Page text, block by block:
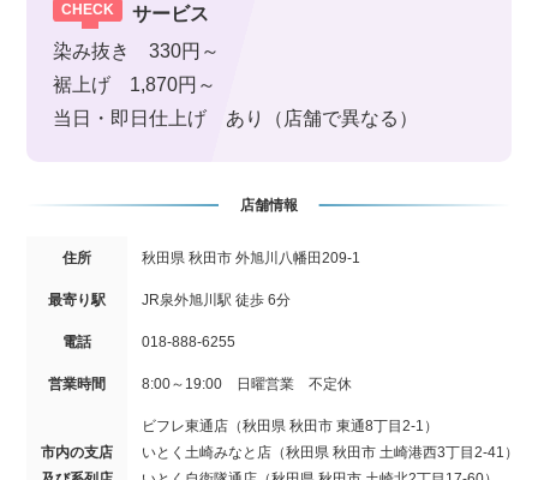
サービス
染み抜き 330円～
裾上げ 1,870円～
当日・即日仕上げ あり（店舗で異なる）
店舗情報
住所 秋田県 秋田市 外旭川八幡田209-1
最寄り駅 JR泉外旭川駅 徒歩 6分
電話 018-888-6255
営業時間 8:00～19:00 日曜営業 不定休
市内の支店
ビフレ東通店（秋田県 秋田市 東通8丁目2-1）
いとく土崎みなと店（秋田県 秋田市 土崎港西3丁目2-41）